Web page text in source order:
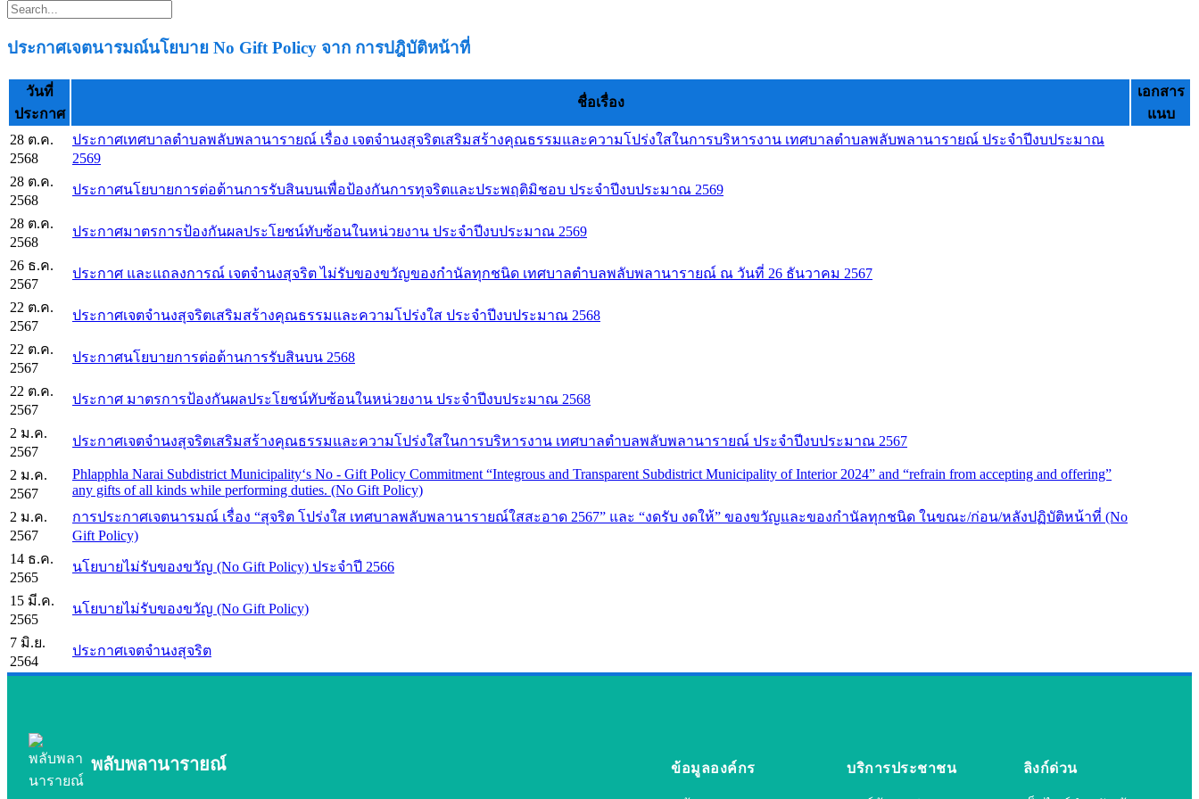
ประกาศเจตนารมณ์นโยบาย No Gift Policy จาก การปฎิบัติหน้าที่
วันที่
ประกาศ
ชื่อเรื่อง
เอกสาร
แนบ
28 ต.ค.
2568
ประกาศเทศบาลตำบลพลับพลานารายณ์ เรื่อง เจตจำนงสุจริตเสริมสร้างคุณธรรมและความโปร่งใสในการบริหารงาน เทศบาลตำบลพลับพลานารายณ์ ประจำปีงบประมาณ
2569
28 ต.ค.
2568
ประกาศนโยบายการต่อต้านการรับสินบนเพื่อป้องกันการทุจริตและประพฤติมิชอบ ประจำปีงบประมาณ 2569
28 ต.ค.
2568
ประกาศมาตรการป้องกันผลประโยชน์ทับซ้อนในหน่วยงาน ประจำปีงบประมาณ 2569
26 ธ.ค.
2567
ประกาศ และแถลงการณ์ เจตจำนงสุจริต ไม่รับของขวัญของกำนัลทุกชนิด เทศบาลตำบลพลับพลานารายณ์ ณ วันที่ 26 ธันวาคม 2567
22 ต.ค.
2567
ประกาศเจตจำนงสุจริตเสริมสร้างคุณธรรมและความโปร่งใส ประจำปีงบประมาณ 2568
22 ต.ค.
2567
ประกาศนโยบายการต่อต้านการรับสินบน 2568
22 ต.ค.
2567
ประกาศ มาตรการป้องกันผลประโยชน์ทับซ้อนในหน่วยงาน ประจำปีงบประมาณ 2568
2 ม.ค.
2567
ประกาศเจตจำนงสุจริตเสริมสร้างคุณธรรมและความโปร่งใสในการบริหารงาน เทศบาลตำบลพลับพลานารายณ์ ประจำปีงบประมาณ 2567
2 ม.ค.
2567
Phlapphla Narai Subdistrict Municipality‘s No - Gift Policy Commitment “Integrous and Transparent Subdistrict Municipality of Interior 2024” and “refrain from accepting and offering”
any gifts of all kinds while performing duties. (No Gift Policy)
2 ม.ค.
2567
การประกาศเจตนารมณ์ เรื่อง “สุจริต โปร่งใส เทศบาลพลับพลานารายณ์ใสสะอาด 2567” และ “งดรับ งดให้” ของขวัญและของกำนัลทุกชนิด ในขณะ/ก่อน/หลังปฏิบัติหน้าที่ (No
Gift Policy)
14 ธ.ค.
2565
นโยบายไม่รับของขวัญ (No Gift Policy) ประจำปี 2566
15 มี.ค.
2565
นโยบายไม่รับของขวัญ (No Gift Policy)
7 มิ.ย.
2564
ประกาศเจตจำนงสุจริต
พลับพลานารายณ์ ข้อมูลองค์กร บริการประชาชน ลิงก์ด่วน